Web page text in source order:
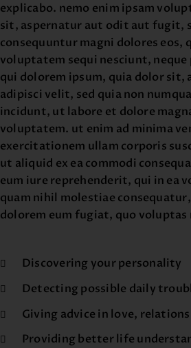
explicabo. nemo enim ipsam
sit, aspernatur aut odit aut fugit,
consequuntur magni dolores eos,
voluptatem sequi nesciunt,
qui dolorem ipsum, quia dolor sit,
adipisci velit, sed quia non
incidunt, ut labore et dolore
voluptatem. ut enim ad minima
exercitationem ullam corporis
ut aliquid ex ea commodi
eum iure reprehenderit, qui in ea
quam nihil molestiae
dolorem eum fugiat, quo
Discovering your personality
Detecting possible daily
Giving advice in love,
Providing better life